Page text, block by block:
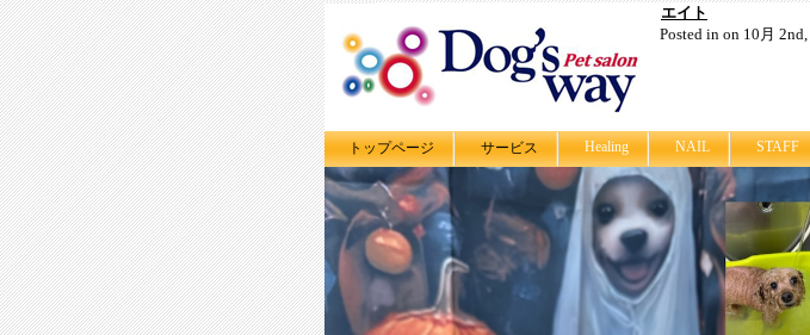
トップページ サービス Healing NAIL STAFF
エイト
Posted in on 10月